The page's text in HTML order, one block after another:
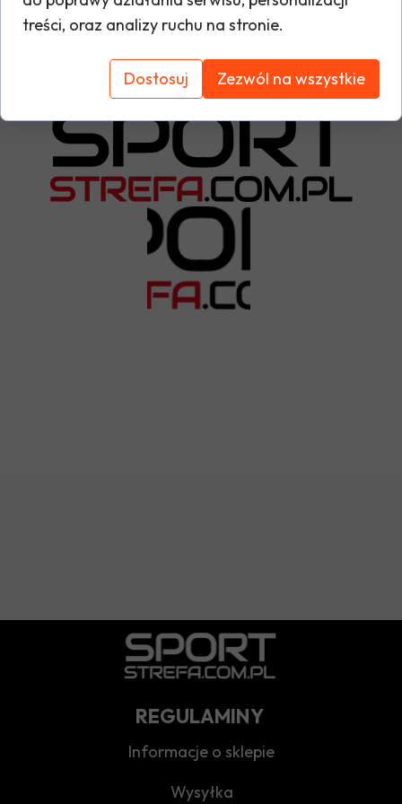
Tabela rozmiarów
REGULAMINY
Wysyłka
Informacje o sklepie
treści, oraz analizy ruchu na stronie.
Dostosuj Zezwól na wszystkie